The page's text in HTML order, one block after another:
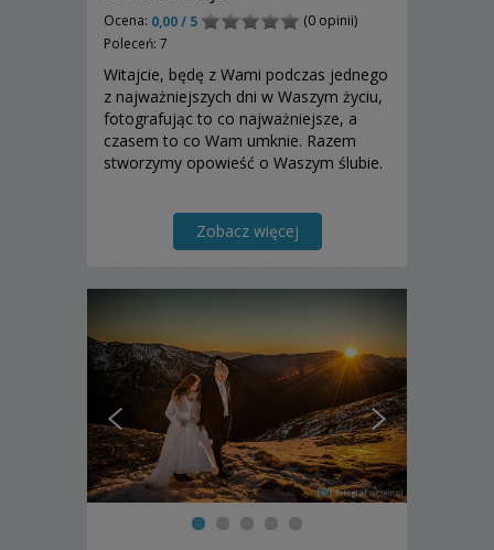
Ocena: 0,00 / 5
(0 opinii)
Poleceń: 7
Witajcie, będę z Wami podczas jednego
z najważniejszych dni w Waszym życiu,
fotografując to co najważniejsze, a
czasem to co Wam umknie. Razem
stworzymy opowieść o Waszym ślubie.
Zobacz więcej